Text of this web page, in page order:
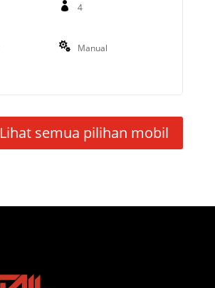
4
Manual
Lihat semua pilihan mobil